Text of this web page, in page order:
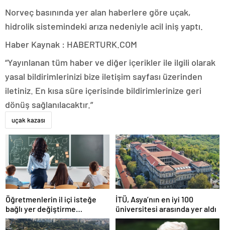
Norveç basınında yer alan haberlere göre uçak,
hidrolik sistemindeki arıza nedeniyle acil iniş yaptı.
Haber Kaynak : HABERTURK.COM
“Yayınlanan tüm haber ve diğer içerikler ile ilgili olarak
yasal bildirimlerinizi bize iletişim sayfası üzerinden
iletiniz. En kısa süre içerisinde bildirimlerinize geri
dönüş sağlanılacaktır.”
uçak kazası
Öğretmenlerin il içi isteğe
bağlı yer değiştirme
başvuruları ne zaman?
İTÜ, Asya’nın en iyi 100
üniversitesi arasında yer aldı